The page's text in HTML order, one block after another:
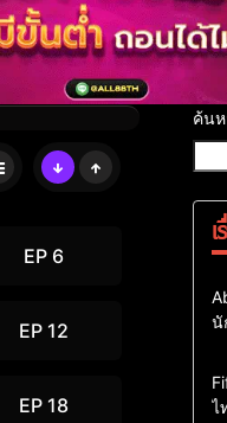
EP 6
EP 12
EP 18
ค้น
นั
ไ